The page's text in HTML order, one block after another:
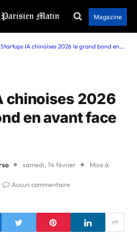
Magazine
Startups IA chinoises 2026 le grand bond en avant face à OpenAI
chinoises 2026
en avant face
samedi, 14 février Mise à
Aucun commentaire